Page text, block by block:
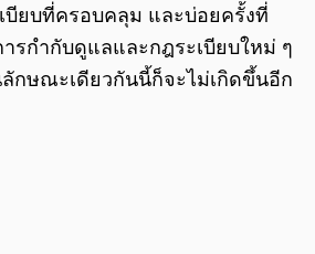
บียบที่ครอบคลุม และบ่อยครั้งที่
รกำกับดูแลและกฎระเบียบใหม่ ๆ
กษณะเดียวกันนี้ก็จะไม่เกิดขึ้นอีก